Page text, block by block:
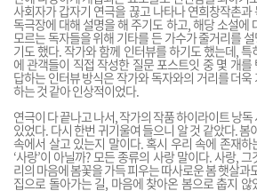
사회자가 갑자기 연극을 끊고 나타나 연희창작촌과
독극장에 대해 설명을 해 주기도 하고, 해당 소설에
모르는 독자들을 위해 기타를 든 가수가 줄거리를
기도 했다. 작가와 함께 인터뷰를 하기도 했는데, 특
에 관객들이 직접 작성한 질문 포스트잇 중 몇 개를
답하는 인터뷰 방식은 작가와 독자와의 거리를 더욱
하는 것 같아 인상적이었다.
연극이 다 끝나고 나서, 작가의 작품 하이라이트 낭독
있었다. 다시 한번 귀기울여 들으니 알 것 같았다. 봄
속에서 살고 있는지 말이다. 혹시 우리 속에 존재하
‘사랑’이 아닐까? 모든 종류의 사랑 말이다. 사랑, 그
리의 마음에 봄꽃을 가득 피우는 따사로운 봄 햇살과
집으로 돌아가는 길, 마음에 찾아온 봄으로 춥지 않